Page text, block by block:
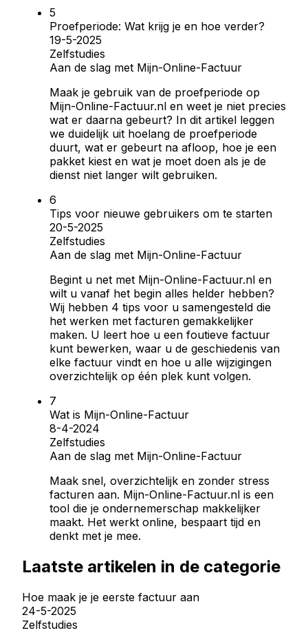
Proefperiode: Wat krijg je en hoe verder?
19-5-2025
Zelfstudies
Aan de slag met Mijn-Online-Factuur
Maak je gebruik van de proefperiode op
Mijn-Online-Factuur.nl en weet je niet precies
wat er daarna gebeurt? In dit artikel leggen
we duidelijk uit hoelang de proefperiode
duurt, wat er gebeurt na afloop, hoe je een
pakket kiest en wat je moet doen als je de
dienst niet langer wilt gebruiken.
Tips voor nieuwe gebruikers om te starten
20-5-2025
Zelfstudies
Aan de slag met Mijn-Online-Factuur
Begint u net met Mijn-Online-Factuur.nl en
wilt u vanaf het begin alles helder hebben?
Wij hebben 4 tips voor u samengesteld die
het werken met facturen gemakkelijker
maken. U leert hoe u een foutieve factuur
kunt bewerken, waar u de geschiedenis van
elke factuur vindt en hoe u alle wijzigingen
overzichtelijk op één plek kunt volgen.
Wat is Mijn-Online-Factuur
8-4-2024
Zelfstudies
Aan de slag met Mijn-Online-Factuur
Maak snel, overzichtelijk en zonder stress
facturen aan. Mijn-Online-Factuur.nl is een
tool die je ondernemerschap makkelijker
maakt. Het werkt online, bespaart tijd en
denkt met je mee.
Laatste artikelen in de categorie
Hoe maak je je eerste factuur aan
24-5-2025
Zelfstudies